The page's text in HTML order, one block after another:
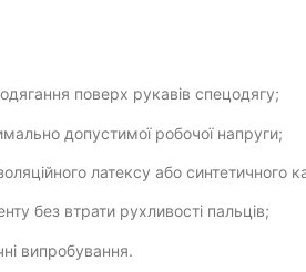
поверх рукавів спецодягу;
допустимої робочої напруги;
латексу або синтетичного
без втрати рухливості пальців;
випробування.